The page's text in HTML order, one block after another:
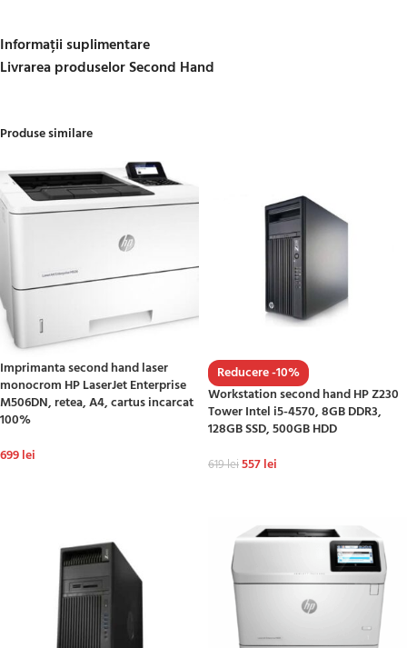
Informații suplimentare
Livrarea produselor Second Hand
Produse similare
Imprimanta second hand laser
monocrom HP LaserJet Enterprise
M506DN, retea, A4, cartus incarcat
100%
699lei
Reducere -10%
Workstation second hand HP Z230
Tower Intel i5-4570, 8GB DDR3,
128GB SSD, 500GB HDD
619lei557lei